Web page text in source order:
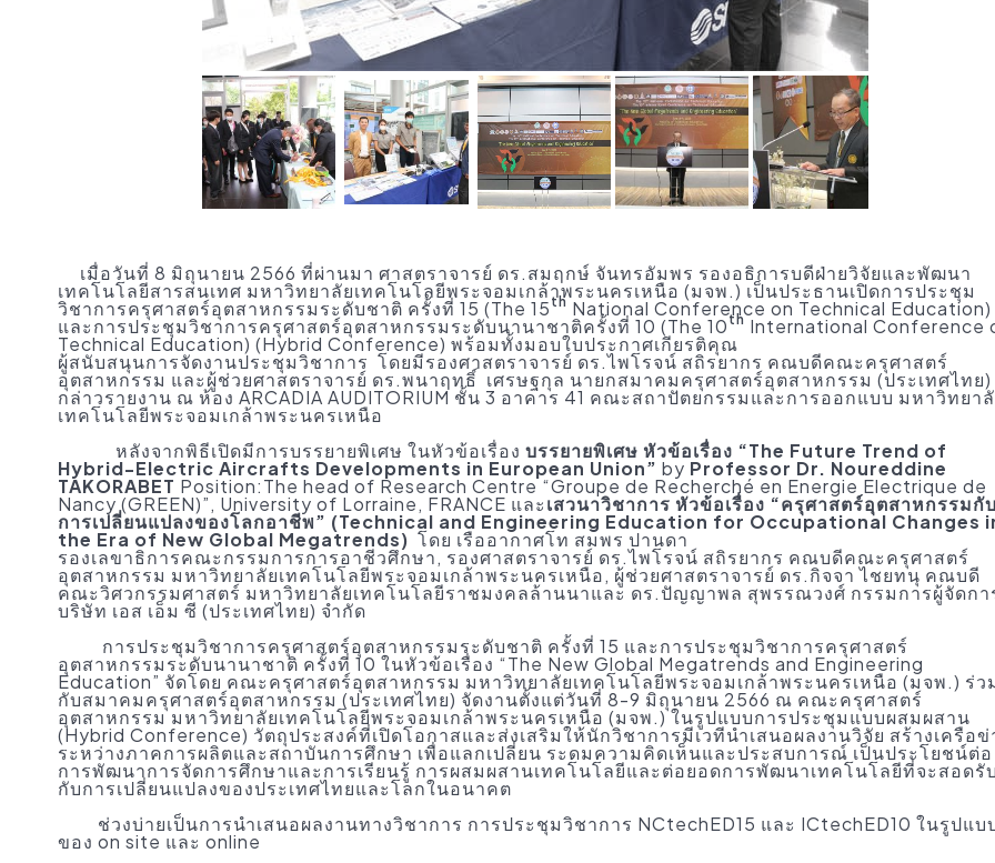
เมื่อวันที่ 8 มิถุนายน 2566 ที่ผ่านมา ศาสตราจารย์ ดร.สมฤกษ์ จันทรอัมพร รองอธิการบดีฝ่ายวิจัยและพัฒนา
เทคโนโลยีสารสนเทศ มหาวิทยาลัยเทคโนโลยีพระจอมเกล้าพระนครเหนือ (มจพ.) เป็นประธานเปิดการประชุม
วิชาการครุศาสตร์อุตสาหกรรมระดับชาติ ครั้งที่ 15 (The 15 th National Conference on Technical Education)
และการประชุมวิชาการครุศาสตร์อุตสาหกรรมระดับนานาชาติครั้งที่ 10 (The 10th International Conference
Technical Education) (Hybrid Conference) พร้อมทั้งมอบใบประกาศเกียรติคุณ
ผู้สนับสนุนการจัดงานประชุมวิชาการ โดยมีรองศาสตราจารย์ ดร.ไพโรจน์ สถิรยากร คณบดีคณะครุศาสตร์
อุตสาหกรรม และผู้ช่วยศาสตราจารย์ ดร.พนาฤทธิ์ เศรษฐกุล นายกสมาคมครุศาสตร์อุตสาหกรรม (ประเทศไทย)
กล่าวรายงาน ณ ห้อง ARCADIA AUDITORIUM ชั้น 3 อาคาร 41 คณะสถาปัตยกรรมและการออกแบบ มหาวิทยา
เทคโนโลยีพระจอมเกล้าพระนครเหนือ
หลังจากพิธีเปิดมีการบรรยายพิเศษ ในหัวข้อเรื่อง บรรยายพิเศษ หัวข้อเรื่อง “The Future Trend of
Hybrid-Electric Aircrafts Developments in European Union” by Professor Dr. Noureddine
TAKORABET Position:The head of Research Centre “Groupe de Recherché en Energie Electrique de
Nancy (GREEN)”, University of Lorraine, FRANCE และเสวนาวิชาการ หัวข้อเรื่อง “ครุศาสตร์อุตสาหกรรมกั
การเปลี่ยนแปลงของโลกอาชีพ” (Technical and Engineering Education for Occupational Changes
the Era of New Global Megatrends) โดย เรืออากาศโท สมพร ปานดา
รองเลขาธิการคณะกรรมการการอาชีวศึกษา, รองศาสตราจารย์ ดร.ไพโรจน์ สถิรยากร คณบดีคณะครุศาสตร์
อุตสาหกรรม มหาวิทยาลัยเทคโนโลยีพระจอมเกล้าพระนครเหนือ, ผู้ช่วยศาสตราจารย์ ดร.กิจจา ไชยทนุ คณบดี
คณะวิศวกรรมศาสตร์ มหาวิทยาลัยเทคโนโลยีราชมงคลล้านนาและ ดร.ปัญญาพล สุพรรณวงศ์ กรรมการผู้จัดกา
บริษัท เอส เอ็ม ซี (ประเทศไทย) จำกัด
การประชุมวิชาการครุศาสตร์อุตสาหกรรมระดับชาติ ครั้งที่ 15 และการประชุมวิชาการครุศาสตร์
อุตสาหกรรมระดับนานาชาติ ครั้งที่ 10 ในหัวข้อเรื่อง “The New Global Megatrends and Engineering
Education” จัดโดย คณะครุศาสตร์อุตสาหกรรม มหาวิทยาลัยเทคโนโลยีพระจอมเกล้าพระนครเหนือ (มจพ.) ร่ว
กับสมาคมครุศาสตร์อุตสาหกรรม (ประเทศไทย) จัดงานตั้งแต่วันที่ 8-9 มิถุนายน 2566 ณ คณะครุศาสตร์
อุตสาหกรรม มหาวิทยาลัยเทคโนโลยีพระจอมเกล้าพระนครเหนือ (มจพ.) ในรูปแบบการประชุมแบบผสมผสาน
(Hybrid Conference) วัตถุประสงค์ที่เปิดโอกาสและส่งเสริมให้นักวิชาการมีเวทีนำเสนอผลงานวิจัย สร้างเครือข่
ระหว่างภาคการผลิตและสถาบันการศึกษา เพื่อแลกเปลี่ยน ระดมความคิดเห็นและประสบการณ์ เป็นประโยชน์ต่อ
การพัฒนาการจัดการศึกษาและการเรียนรู้ การผสมผสานเทคโนโลยีและต่อยอดการพัฒนาเทคโนโลยีที่จะสอดรั
กับการเปลี่ยนแปลงของประเทศไทยและโลกในอนาคต
ช่วงบ่ายเป็นการนำเสนอผลงานทางวิชาการ การประชุมวิชาการ NCtechED15 และ ICtechED10 ในรูปแบ
ของ on site และ online